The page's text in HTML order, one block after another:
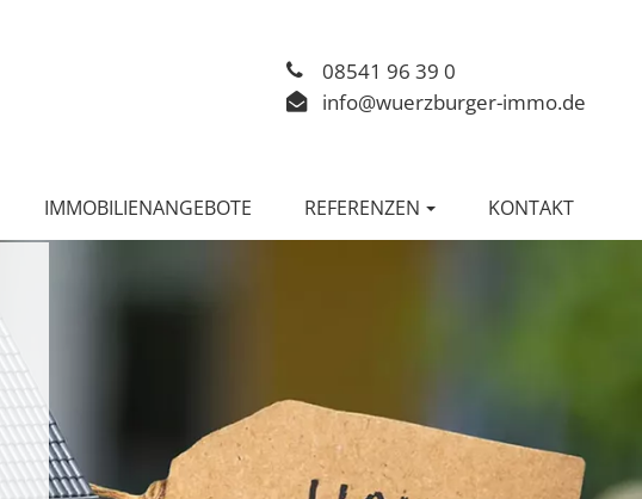
08541 96 39 0
info@wuerzburger-immo.de
IMMOBILIENANGEBOTE REFERENZEN KONTAKT